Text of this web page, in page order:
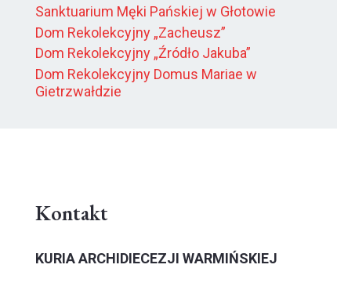
Sanktuarium Męki Pańskiej w Głotowie
Dom Rekolekcyjny „Zacheusz”
Dom Rekolekcyjny „Źródło Jakuba”
Dom Rekolekcyjny Domus Mariae w
Gietrzwałdzie
Kontakt
KURIA ARCHIDIECEZJI WARMIŃSKIEJ